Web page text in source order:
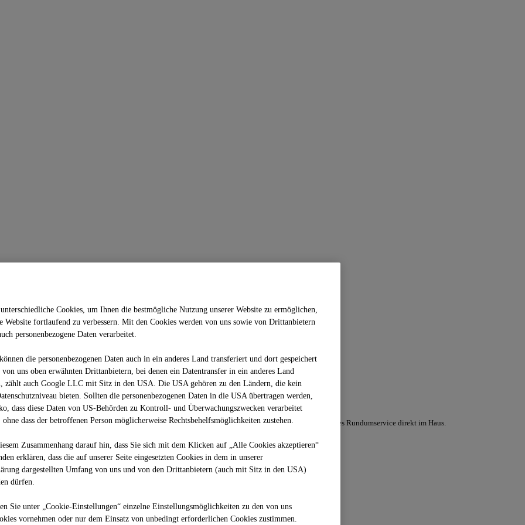
Ihnen mit unseren Partnerfirmen H82 und STRABAG Property and Facility Services GmbH ein besonderes Rundumservice direkt im Haus.
Cookies, um Ihnen die best­mögliche Nutzung unserer Website zu ermöglichen,
Website fortlaufend zu verbessern. Mit den Cookies werden von uns sowie von Drittanbietern
personenbezogene Daten verarbeitet.
die personenbezogenen Daten auch in ein anderes Land transferiert und dort gespeichert
uns oben erwähnten Drittanbietern, bei denen ein Datentransfer in ein anderes Land
zählt auch Google LLC mit Sitz in den USA. Die USA gehören zu den Ländern, die kein
bieten. Sollten die personenbezogenen Daten in die USA übertragen werden,
dass diese Daten von US-Behörden zu Kontroll- und Überwachungszwecken verarbeitet
dass der betroffenen Person möglicherweise Rechtsbehelfsmöglichkeiten zustehen.
Zusammenhang darauf hin, dass Sie sich mit dem Klicken auf „Alle Cookies akzeptieren“
erklären, dass die auf unserer Seite eingesetzten Cookies in dem in unserer
dargestellten Umfang von uns und von den Drittanbietern (auch mit Sitz in den USA)
dürfen.
Sie unter „Cookie-Einstellungen“ einzelne Einstellungsmöglichkeiten zu den von uns
vornehmen oder nur dem Einsatz von unbedingt erforderlichen Cookies zustimmen.